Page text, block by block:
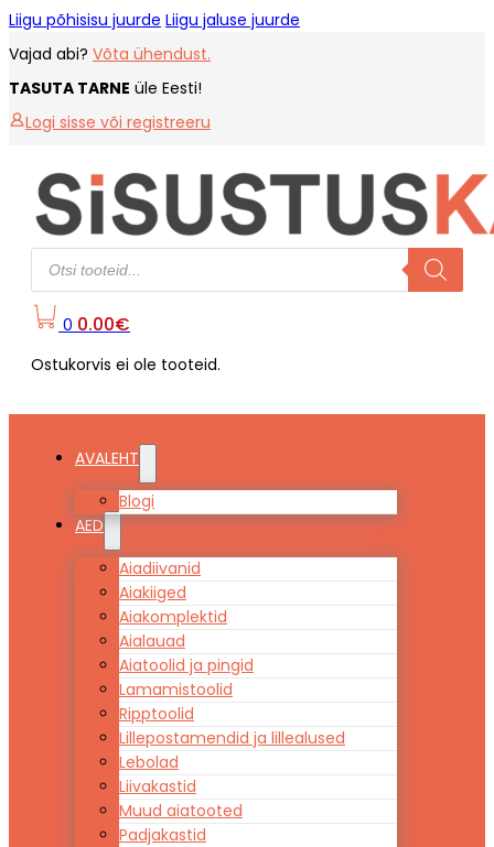
Liigu põhisisu juurde Liigu jaluse juurde
Vajad abi? Võta ühendust.
TASUTA TARNE üle Eesti!
Logi sisse või registreeru
Products
search
0 0.00€
Ostukorvis ei ole tooteid.
AVALEHT
Blogi
AED
Aiadiivanid
Aiakiiged
Aiakomplektid
Aialauad
Aiatoolid ja pingid
Lamamistoolid
Ripptoolid
Lillepostamendid ja lillealused
Lebolad
Liivakastid
Muud aiatooted
Padjakastid